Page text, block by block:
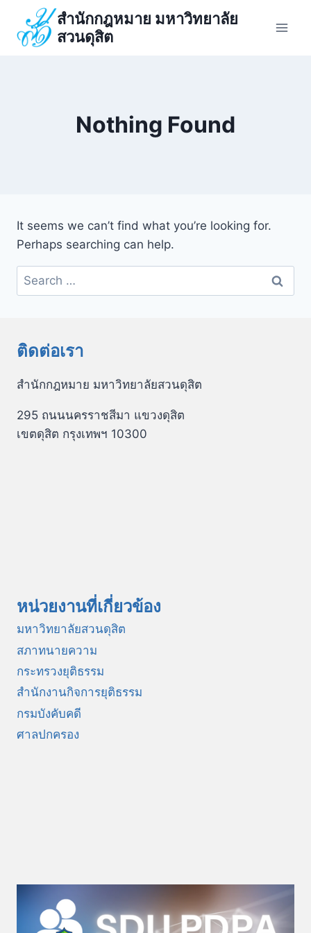
content
สำนักกฎหมาย มหาวิทยาลัย
สวนดุสิต
Nothing Found
It seems we can’t find what you’re looking for.
Perhaps searching can help.
Search
for:
ติดต่อเรา
สำนักกฎหมาย มหาวิทยาลัยสวนดุสิต
295 ถนนนครราชสีมา แขวงดุสิต
เขตดุสิต กรุงเทพฯ 10300
หน่วยงานที่เกี่ยวข้อง
มหาวิทยาลัยสวนดุสิต
สภาทนายความ
กระทรวงยุติธรรม
สำนักงานกิจการยุติธรรม
กรมบังคับคดี
ศาลปกครอง